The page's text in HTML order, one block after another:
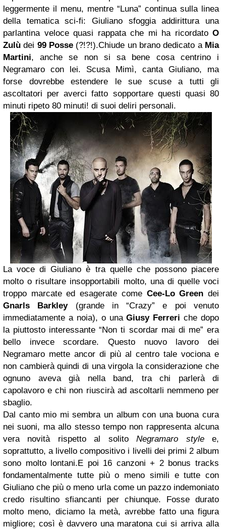
leggermente il menu, mentre “Luna” continua sulla linea
della tematica sci-fi: Giuliano sfoggia addirittura una
parlantina veloce quasi rappata che mi ha ricordato O
Zulù dei 99 Posse (?!?!).Chiude un brano dedicato a Mia
Martini, anche se non si sa bene cosa centrino i
Negramaro con lei. Scusa Mimì, canta Giuliano, ma
forse dovrebbe estendere le sue scuse a tutti gli
ascoltatori per averci fatto sopportare questi quasi 80
minuti ripeto 80 minuti! di suoi deliri personali.
La voce di Giuliano è tra quelle che possono piacere
molto o risultare insopportabili molto, una di quelle voci
troppo marcate ed esagerate come Cee-Lo Green dei
Gnarls Barkley(grande in “Crazy” e poi venuto
immediatamente a noia), o unaGiusy Ferreri che dopo
la piuttosto interessante “Non ti scordar mai di me” era
bello invece scordare. Questo nuovo lavoro dei
Negramaro mette ancor di più al centro tale vociona e
non cambierà quindi di una virgola la considerazione che
ognuno aveva già nella band, tra chi parlerà di
capolavoro e chi non riuscirà ad ascoltarli nemmeno per
sbaglio.
Dal canto mio mi sembra un album con una buona cura
nei suoni, ma allo stesso tempo non rappresenta alcuna
vera novità rispetto al solitoNegramaro stylee,
soprattutto, a livello compositivo i livelli dei primi 2 album
sono molto lontani.E poi 16 canzoni + 2 bonus tracks
fondamentalmente tutte più o meno simili e tutte con
Giuliano che più o meno urla come un pazzo indemoniato
credo risultino sfiancanti per chiunque. Fosse durato
molto meno, diciamo la metà, avrebbe fatto una figura
migliore; così è davvero una maratona cui si arriva alla